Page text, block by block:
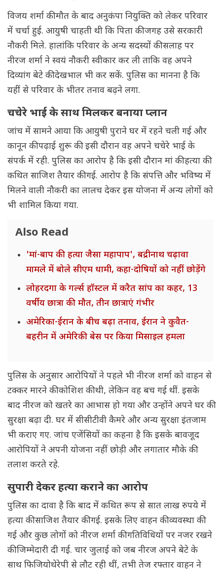
विजय शर्मा की मौत के बाद अनुकंपा नियुक्ति को लेकर परिवार
में चर्चा हुई. आयुषी चाहती थी कि पिता की जगह उसे सरकारी
नौकरी मिले. हालांकि परिवार के अन्य सदस्यों की सलाह पर
नीरज शर्मा ने स्वयं नौकरी स्वीकार कर ली ताकि वह अपने
दिव्यांग बेटे की देखभाल भी कर सकें. पुलिस का मानना है कि
यहीं से परिवार के भीतर तनाव बढ़ने लगा.
चचेरे भाई के साथ मिलकर बनाया प्लान
जांच में सामने आया कि आयुषी पुराने घर में रहने चली गई और
कानून की पढ़ाई शुरू की. इसी दौरान वह अपने चचेरे भाई के
संपर्क में रही. पुलिस का आरोप है कि इसी दौरान मां की हत्या की
कथित साजिश तैयार की गई. आरोप है कि संपत्ति और भविष्य में
मिलने वाली नौकरी का लालच देकर इस योजना में अन्य लोगों को
भी शामिल किया गया.
Also Read
'मां-बाप की हत्या जैसा महापाप', बद्रीनाथ चढ़ावा
मामले में बोले सीएम धामी, कहा-दोषियों को नहीं छोड़ेंगे
लोहरदगा के गर्ल्स हॉस्टल में करैत सांप का कहर, 13
वर्षीय छात्रा की मौत, तीन छात्राएं गंभीर
अमेरिका-ईरान के बीच बढ़ा तनाव, ईरान ने कुवैत-
बहरीन में अमेरिकी बेस पर किया मिसाइल हमला
पुलिस के अनुसार आरोपियों ने पहले भी नीरज शर्मा को वाहन से
टक्कर मारने की कोशिश की थी, लेकिन वह बच गई थीं. इसके
बाद नीरज को खतरे का आभास हो गया और उन्होंने अपने घर की
सुरक्षा बढ़ा दी. घर में सीसीटीवी कैमरे और अन्य सुरक्षा इंतजाम
भी कराए गए. जांच एजेंसियों का कहना है कि इसके बावजूद
आरोपियों ने अपनी योजना नहीं छोड़ी और लगातार मौके की
तलाश करते रहे.
सुपारी देकर हत्या कराने का आरोप
पुलिस का दावा है कि बाद में कथित रूप से सात लाख रुपये में
हत्या की साजिश तैयार की गई. इसके लिए वाहन की व्यवस्था की
गई और कुछ लोगों को नीरज शर्मा की गतिविधियों पर नजर रखने
की जिम्मेदारी दी गई. चार जुलाई को जब नीरज अपने बेटे के
साथ फिजियोथेरेपी से लौट रही थीं, तभी तेज रफ्तार वाहन ने